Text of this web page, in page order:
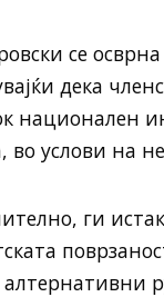
се
дека
национален
во услови на
ги